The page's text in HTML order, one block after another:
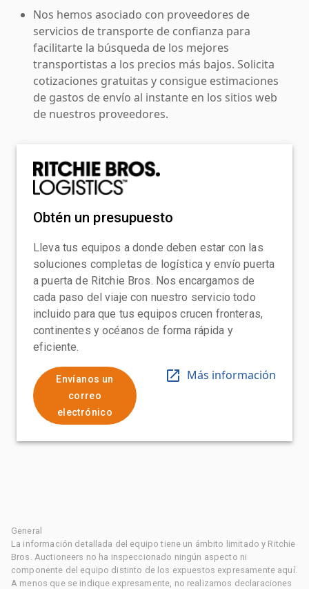
Nos hemos asociado con proveedores de
servicios de transporte de confianza para
facilitarte la búsqueda de los mejores
transportistas a los precios más bajos. Solicita
cotizaciones gratuitas y consigue estimaciones
de gastos de envío al instante en los sitios web
de nuestros proveedores.
Obtén un presupuesto
Lleva tus equipos a donde deben estar con las
soluciones completas de logística y envío puerta
a puerta de Ritchie Bros. Nos encargamos de
cada paso del viaje con nuestro servicio todo
incluido para que tus equipos crucen fronteras,
continentes y océanos de forma rápida y
eficiente.
Envíanos un
correo
electrónico
Más información
General
La información detallada del equipo tiene un ámbito limitado y Ritchie
Bros. Auctioneers no ha inspeccionado ningún aspecto ni
componente del equipo distinto de los expuestos expresamente aquí.
A menos que se indique expresamente, no realizamos declaraciones